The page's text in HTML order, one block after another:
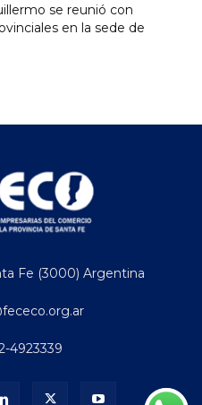
se reunió con
en la sede de
Fe (3000) Argentina
4923339